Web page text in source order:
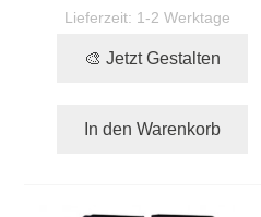
Lieferzeit: 1-2 Werktage
🎨 Jetzt Gestalten
In den Warenkorb